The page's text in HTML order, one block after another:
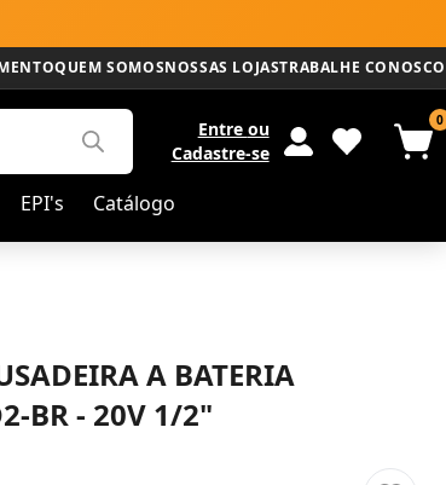
QUEM SOMOSNOSSAS LOJASTRABALHE CONOSCO
EPI's Catálogo
Entre ou
Cadastre-se
0
A BATERIA
BR - 20V 1/2"